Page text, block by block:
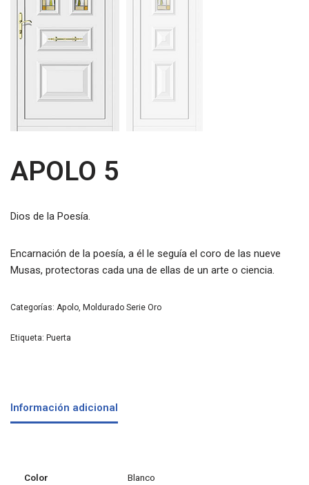
APOLO 5
Dios de la Poesía.
Encarnación de la poesía, a él le seguía el coro de las nueve
Musas, protectoras cada una de ellas de un arte o ciencia.
Categorías: Apolo, Moldurado Serie Oro
Etiqueta: Puerta
Información adicional
Color Blanco